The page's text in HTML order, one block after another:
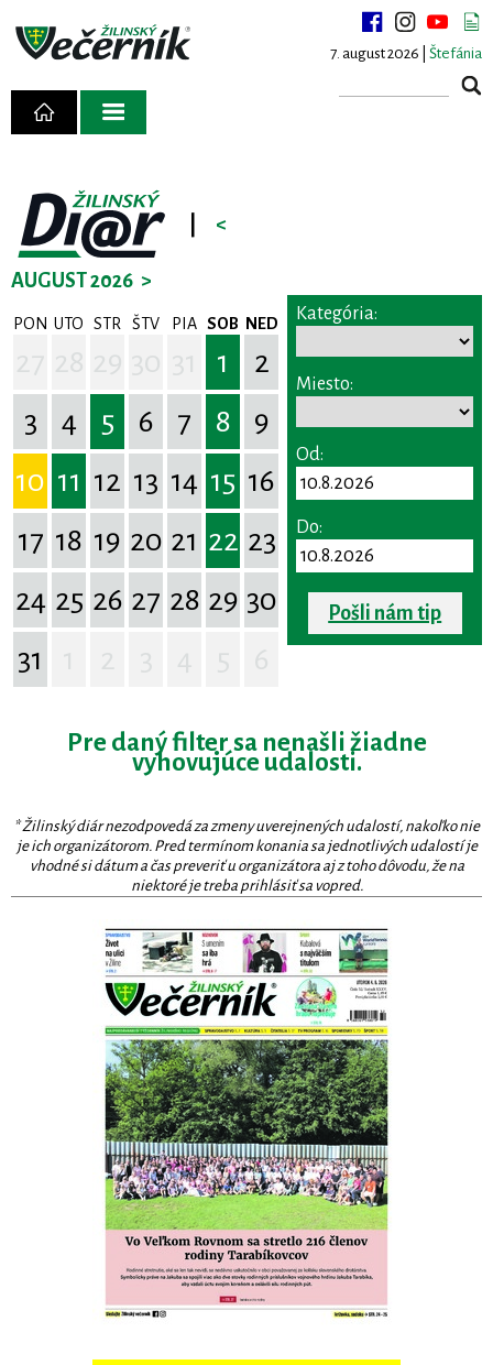
7. august 2026 | Štefánia
<
AUGUST 2026 >
PON UTO STR ŠTV PIA SOB NED
1
2
3
4 5 6 7 8
9
10 11 12 13 14 15 16
17 18 19 20 21 22 23
24 25 26 27 28 29 30
31
Kategória:
Miesto:
Od:
Do:
Pošli nám tip
Pre daný filter sa nenašli žiadne
vyhovujúce udalosti.
* Žilinský diár nezodpovedá za zmeny uverejnených udalostí, nakoľko nie
je ich organizátorom. Pred termínom konania sa jednotlivých udalostí je
vhodné si dátum a čas preveriť u organizátora aj z toho dôvodu, že na
niektoré je treba prihlásiť sa vopred.